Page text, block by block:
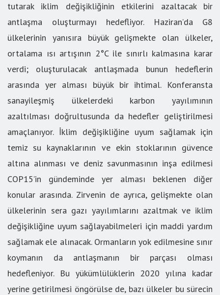
tutarak iklim değişikliğinin etkilerini azaltacak bir
antlaşma oluşturmayı hedefliyor. Haziran’da G8
ülkelerinin yanısıra büyük gelişmekte olan ülkeler,
ortalama ısı artışının 2°C ile sınırlı kalmasına karar
verdi; oluşturulacak antlaşmada bunun hedeflerin
arasında yer alması büyük bir ihtimal. Konferansta
sanayileşmiş ülkelerdeki karbon yayılımının
azaltılması doğrultusunda da hedefler geliştirilmesi
amaçlanıyor. İklim değişikliğine uyum sağlamak için
temiz su kaynaklarının ve ekin stoklarının güvence
altına alınması ve deniz savunmasının inşa edilmesi
COP15’in gündeminde yer alması beklenen diğer
konular arasında. Zirvenin de ayrıca, gelişmekte olan
ülkelerinin sera gazı yayılımlarını azaltmak ve iklim
değişikliğine uyum sağlayabilmeleri için maddi yardım
sağlamak ele alınacak. Ormanların yok edilmesine sınır
koymanın da antlaşmanın bir parçası olması
hedefleniyor. Bu yükümlülüklerin 2020 yılına kadar
yerine getirilmesi öngörülse de, bazı ülkeler bu sürecin